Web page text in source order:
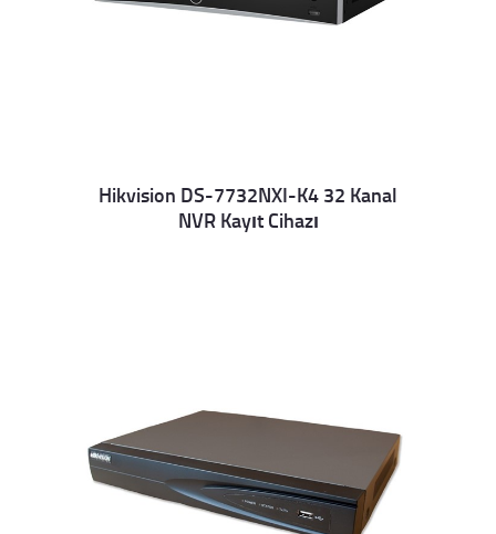
Details
Hikvision DS-7732NXI-K4 32 Kanal
NVR Kayıt Cihazı